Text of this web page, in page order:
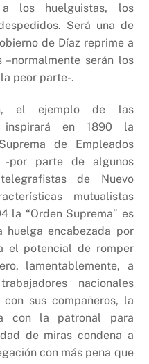
a los huelguistas, los
Será una de
de Díaz reprime a
–normalmente serán los
peor parte-.
el ejemplo de las
inspirará en 1890 la
de Empleados
-por parte de algunos
de Nuevo
mutualistas
la “Orden Suprema” es
huelga encabezada por
el potencial de romper
lamentablemente, a
nacionales
sus compañeros, la
con la patronal para
de miras condena a
con más pena que